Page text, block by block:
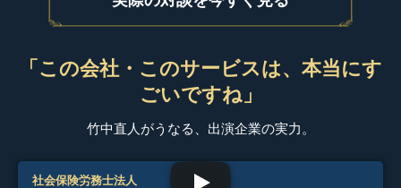
「この会社・このサービスは、本当にす
ごいですね」
竹中直人がうなる、出演企業の実力。
社会保険労務士法人